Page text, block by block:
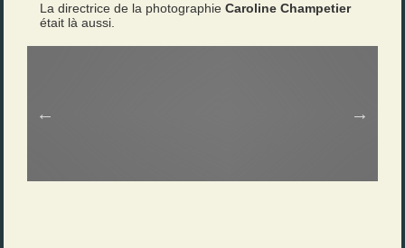
La directrice de la photographieCaroline Champetier
était là aussi.